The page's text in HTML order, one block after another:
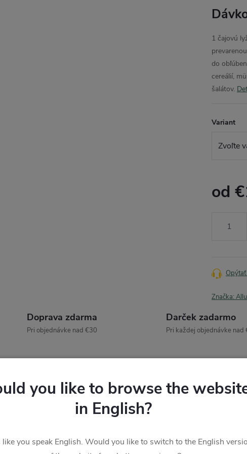
1 čajovú
do
cereálií,
šalátov.
Variant
od
Opýtať
Značka:
Doprava zdarma
Pri objednávke nad €30
Darček zadarmo
Pri každej objednávke nad
you like to browse the
in English?
like you speak English. Would you like to switch to the English